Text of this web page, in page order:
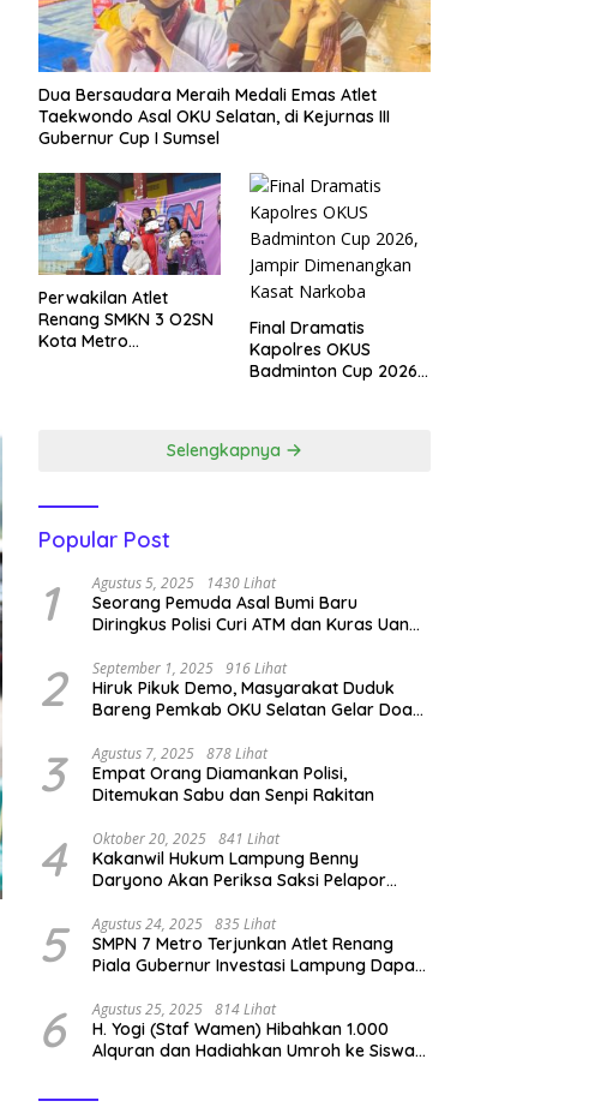
Dua Bersaudara Meraih Medali Emas Atlet
Taekwondo Asal OKU Selatan, di Kejurnas III
Gubernur Cup I Sumsel
Perwakilan Atlet
Renang SMKN 3 O2SN
Kota Metro
Final Dramatis
Kapolres OKUS
Badminton Cup 2026,
Selengkapnya
Popular Post
1 Agustus 5, 2025 1430 Lihat
Seorang Pemuda Asal Bumi Baru
Diringkus Polisi Curi ATM dan Kuras Uang
2 September 1, 2025 916 Lihat
Hiruk Pikuk Demo, Masyarakat Duduk
Bareng Pemkab OKU Selatan Gelar Doa
3 Agustus 7, 2025 878 Lihat
Empat Orang Diamankan Polisi,
Ditemukan Sabu dan Senpi Rakitan
4 Oktober 20, 2025 841 Lihat
Kakanwil Hukum Lampung Benny
Daryono Akan Periksa Saksi Pelapor
Cemburu Asal Aceh.
5 Agustus 24, 2025 835 Lihat
SMPN 7 Metro Terjunkan Atlet Renang
Piala Gubernur Investasi Lampung Dapat
6 Agustus 25, 2025 814 Lihat
H. Yogi (Staf Wamen) Hibahkan 1.000
Alquran dan Hadiahkan Umroh ke Siswa